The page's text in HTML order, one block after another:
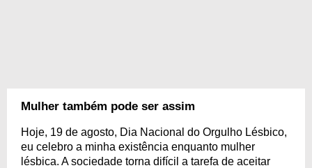
Mulher também pode ser assim
Hoje, 19 de agosto, Dia Nacional do Orgulho Lésbico,
eu celebro a minha existência enquanto mulher
lésbica. A sociedade torna difícil a tarefa de aceitar